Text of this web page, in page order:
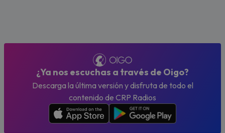
¿Ya nos escuchas a través de Oigo?
Descarga la última versión y disfruta de todo el
contenido de CRP Radios